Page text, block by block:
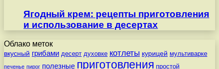
Ягодный крем: рецепты приготовления
и использование в десертах
Облако меток
вкусный грибами десерт духовке котлеты курицей мультиварке
печенье пирог полезные приготовления простой